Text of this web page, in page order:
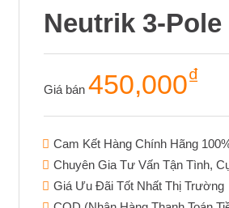
Neutrik 3-
Giá bán 450,000₫
Cam Kết Hàng Chính Hãng
Chuyên Gia Tư Vấn Tận Tình,
Giá Ưu Đãi Tốt Nhất Thị Trường